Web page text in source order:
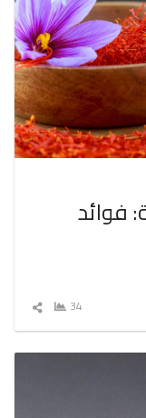
فوائد
34
شارك